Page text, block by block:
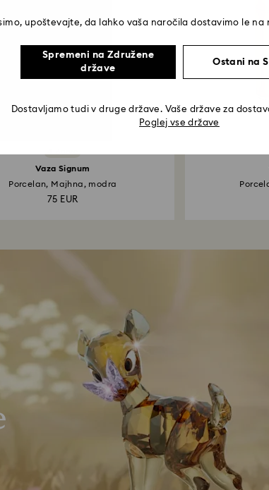
Vaza Signum
Porcelan, Majhna, modra
75 EUR
upoštevajte, da lahko vaša naročila dostavimo le na
Spremeni na Združene
države
Ostani na
Dostavljamo tudi v druge države. Vaše države za
Poglej vse države